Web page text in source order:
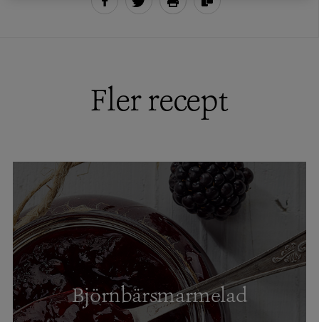
Fler recept
Björnbärsmarmelad